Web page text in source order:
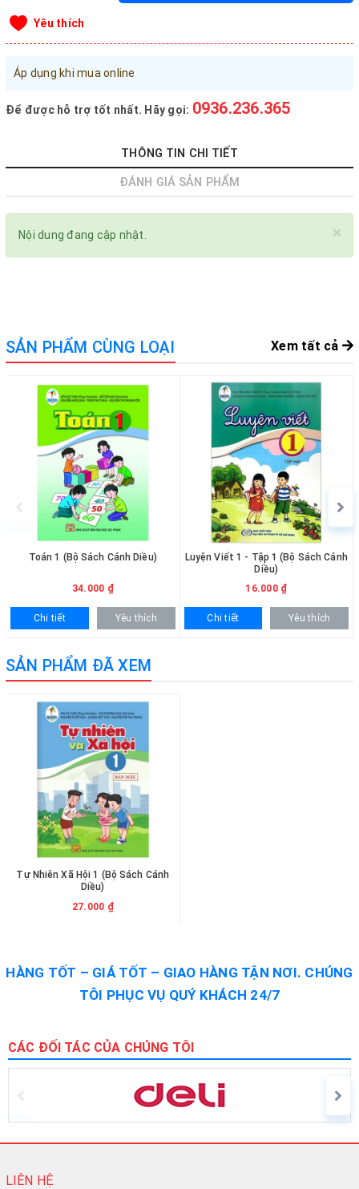
Đăng nhập tài khoản
Sản phẩm yêu thích
Xem giỏ hàng
LIÊN HỆ - HỖ TRỢ KHÁCH HÀNG
090.215.9818
Hướng dẫn mua hàng
Yêu thích
Áp dụng khi mua online
Để được hỗ trợ tốt nhất. Hãy gọi: 0936.236.365
THÔNG TIN CHI TIẾT
ĐÁNH GIÁ SẢN PHẨM
×
Nội dung đang cập nhật.
SẢN PHẨM CÙNG LOẠI Xem tất cả
Toán 1 (Bộ Sách Cánh Diều)
34.000 ₫
Chi tiết Yêu thích
Luyện Viết 1 - Tập 1 (Bộ Sách Cánh
Diều)
16.000 ₫
Chi tiết Yêu thích
SẢN PHẨM ĐÃ XEM
Tự Nhiên Xã Hội 1 (Bộ Sách Cánh
Diều)
27.000 ₫
HÀNG TỐT – GIÁ TỐT – GIAO HÀNG TẬN NƠI. CHÚNG
TÔI PHỤC VỤ QUÝ KHÁCH 24/7
CÁC ĐỐI TÁC CỦA CHÚNG TÔI
LIÊN HỆ